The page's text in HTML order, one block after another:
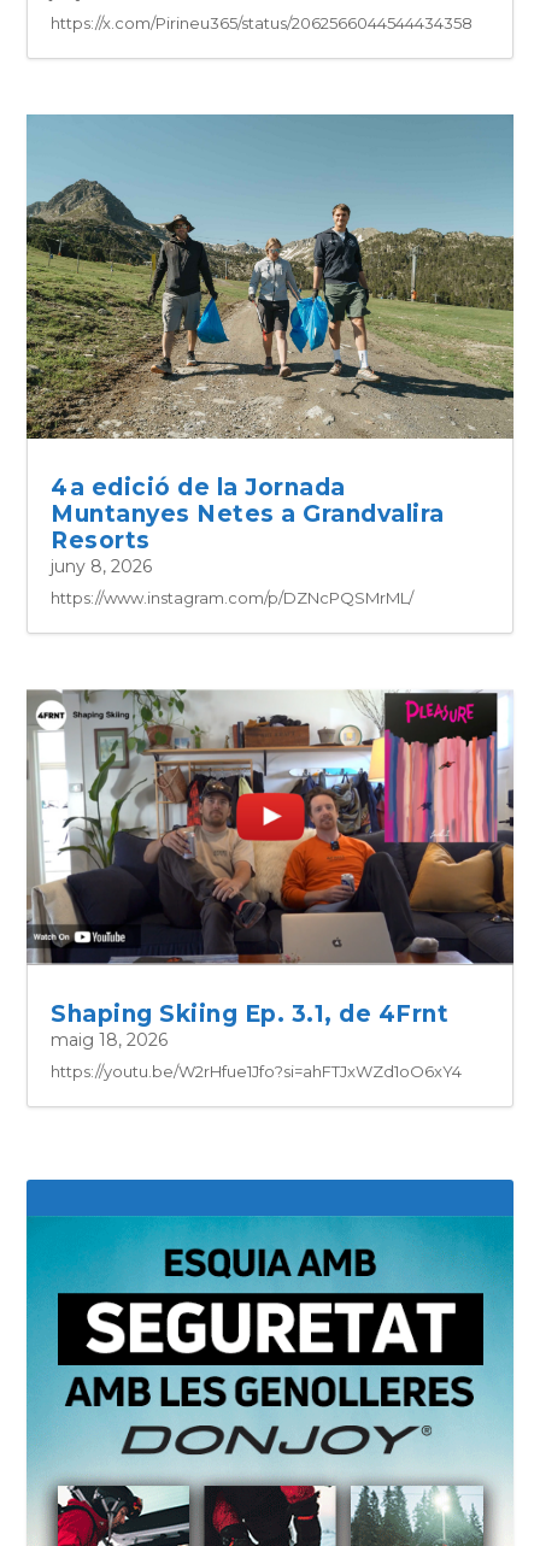
https://x.com/Pirineu365/status/2062566044544434358
4a edició de la Jornada
Muntanyes Netes a Grandvalira
Resorts
juny 8, 2026
https://www.instagram.com/p/DZNcPQSMrML/
Shaping Skiing Ep. 3.1, de 4Frnt
maig 18, 2026
https://youtu.be/W2rHfue1Jfo?si=ahFTJxWZd1oO6xY4